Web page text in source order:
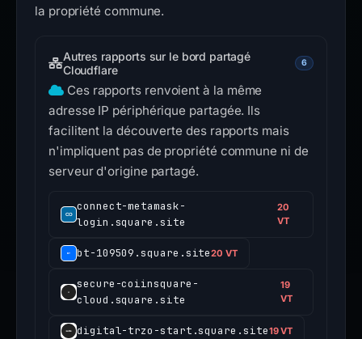
la propriété commune.
Autres rapports sur le bord partagé
Cloudflare
6
Ces rapports renvoient à la même
adresse IP périphérique partagée. Ils
facilitent la découverte des rapports mais
n'impliquent pas de propriété commune ni de
serveur d'origine partagé.
connect-metamask-
login.square.site
20
VT
bt-109509.square.site20 VT
secure-coiinsquare-
cloud.square.site
19
VT
digital-trzo-start.square.site19 VT